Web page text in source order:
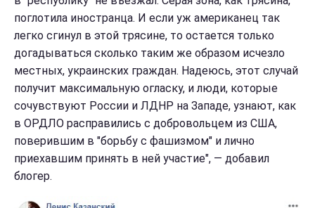
поглотила иностранца. И если уж американец так
легко сгинул в этой трясине, то остается только
догадываться сколько таким же образом исчезло
местных, украинских граждан. Надеюсь, этот случай
получит максимальную огласку, и люди, которые
сочувствуют России и ЛДНР на Западе, узнают, как
в ОРДЛО расправились с добровольцем из США,
поверившим в "борьбу с фашизмом" и лично
приехавшим принять в ней участие", — добавил
блогер.